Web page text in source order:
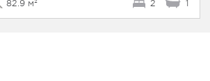
82.9 м² 2 1